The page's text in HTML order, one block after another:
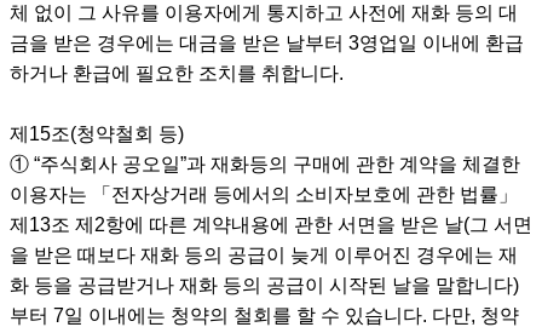
체 없이 그 사유를 이용자에게 통지하고 사전에 재화 등의 대
금을 받은 경우에는 대금을 받은 날부터 3영업일 이내에 환급
하거나 환급에 필요한 조치를 취합니다.
제15조(청약철회 등)
① “주식회사 공오일”과 재화등의 구매에 관한 계약을 체결한
이용자는 「전자상거래 등에서의 소비자보호에 관한 법률」
제13조 제2항에 따른 계약내용에 관한 서면을 받은 날(그 서면
을 받은 때보다 재화 등의 공급이 늦게 이루어진 경우에는 재
화 등을 공급받거나 재화 등의 공급이 시작된 날을 말합니다)
부터 7일 이내에는 청약의 철회를 할 수 있습니다. 다만, 청약